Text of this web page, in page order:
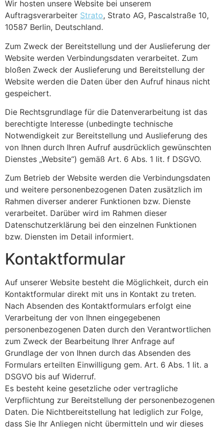
Wir hosten unsere Website bei unserem
Auftragsverarbeiter Strato, Strato AG, Pascalstraße 10,
10587 Berlin, Deutschland.
Zum Zweck der Bereitstellung und der Auslieferung der
Website werden Verbindungsdaten verarbeitet. Zum
bloßen Zweck der Auslieferung und Bereitstellung der
Website werden die Daten über den Aufruf hinaus nicht
gespeichert.
Die Rechtsgrundlage für die Datenverarbeitung ist das
berechtigte Interesse (unbedingte technische
Notwendigkeit zur Bereitstellung und Auslieferung des
von Ihnen durch Ihren Aufruf ausdrücklich gewünschten
Dienstes „Website“) gemäß Art. 6 Abs. 1 lit. f DSGVO.
Zum Betrieb der Website werden die Verbindungsdaten
und weitere personenbezogenen Daten zusätzlich im
Rahmen diverser anderer Funktionen bzw. Dienste
verarbeitet. Darüber wird im Rahmen dieser
Datenschutzerklärung bei den einzelnen Funktionen
bzw. Diensten im Detail informiert.
Kontaktformular
Auf unserer Website besteht die Möglichkeit, durch ein
Kontaktformular direkt mit uns in Kontakt zu treten.
Nach Absenden des Kontaktformulars erfolgt eine
Verarbeitung der von Ihnen eingegebenen
personenbezogenen Daten durch den Verantwortlichen
zum Zweck der Bearbeitung Ihrer Anfrage auf
Grundlage der von Ihnen durch das Absenden des
Formulars erteilten Einwilligung gem. Art. 6 Abs. 1 lit. a
DSGVO bis auf Widerruf.
Es besteht keine gesetzliche oder vertragliche
Verpflichtung zur Bereitstellung der personenbezogenen
Daten. Die Nichtbereitstellung hat lediglich zur Folge,
dass Sie Ihr Anliegen nicht übermitteln und wir dieses